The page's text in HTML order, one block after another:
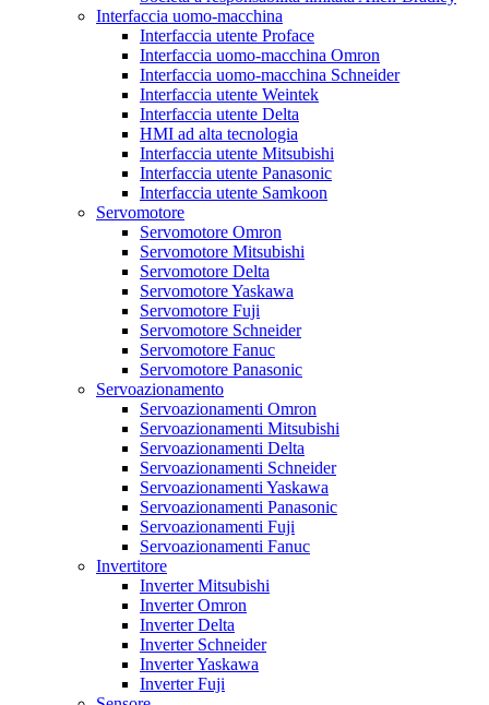
Interfaccia uomo-macchina
Interfaccia utente Proface
Interfaccia uomo-macchina Omron
Interfaccia uomo-macchina Schneider
Interfaccia utente Weintek
Interfaccia utente Delta
HMI ad alta tecnologia
Interfaccia utente Mitsubishi
Interfaccia utente Panasonic
Interfaccia utente Samkoon
Servomotore
Servomotore Omron
Servomotore Mitsubishi
Servomotore Delta
Servomotore Yaskawa
Servomotore Fuji
Servomotore Schneider
Servomotore Fanuc
Servomotore Panasonic
Servoazionamento
Servoazionamenti Omron
Servoazionamenti Mitsubishi
Servoazionamenti Delta
Servoazionamenti Schneider
Servoazionamenti Yaskawa
Servoazionamenti Panasonic
Servoazionamenti Fuji
Servoazionamenti Fanuc
Invertitore
Inverter Mitsubishi
Inverter Omron
Inverter Delta
Inverter Schneider
Inverter Yaskawa
Inverter Fuji